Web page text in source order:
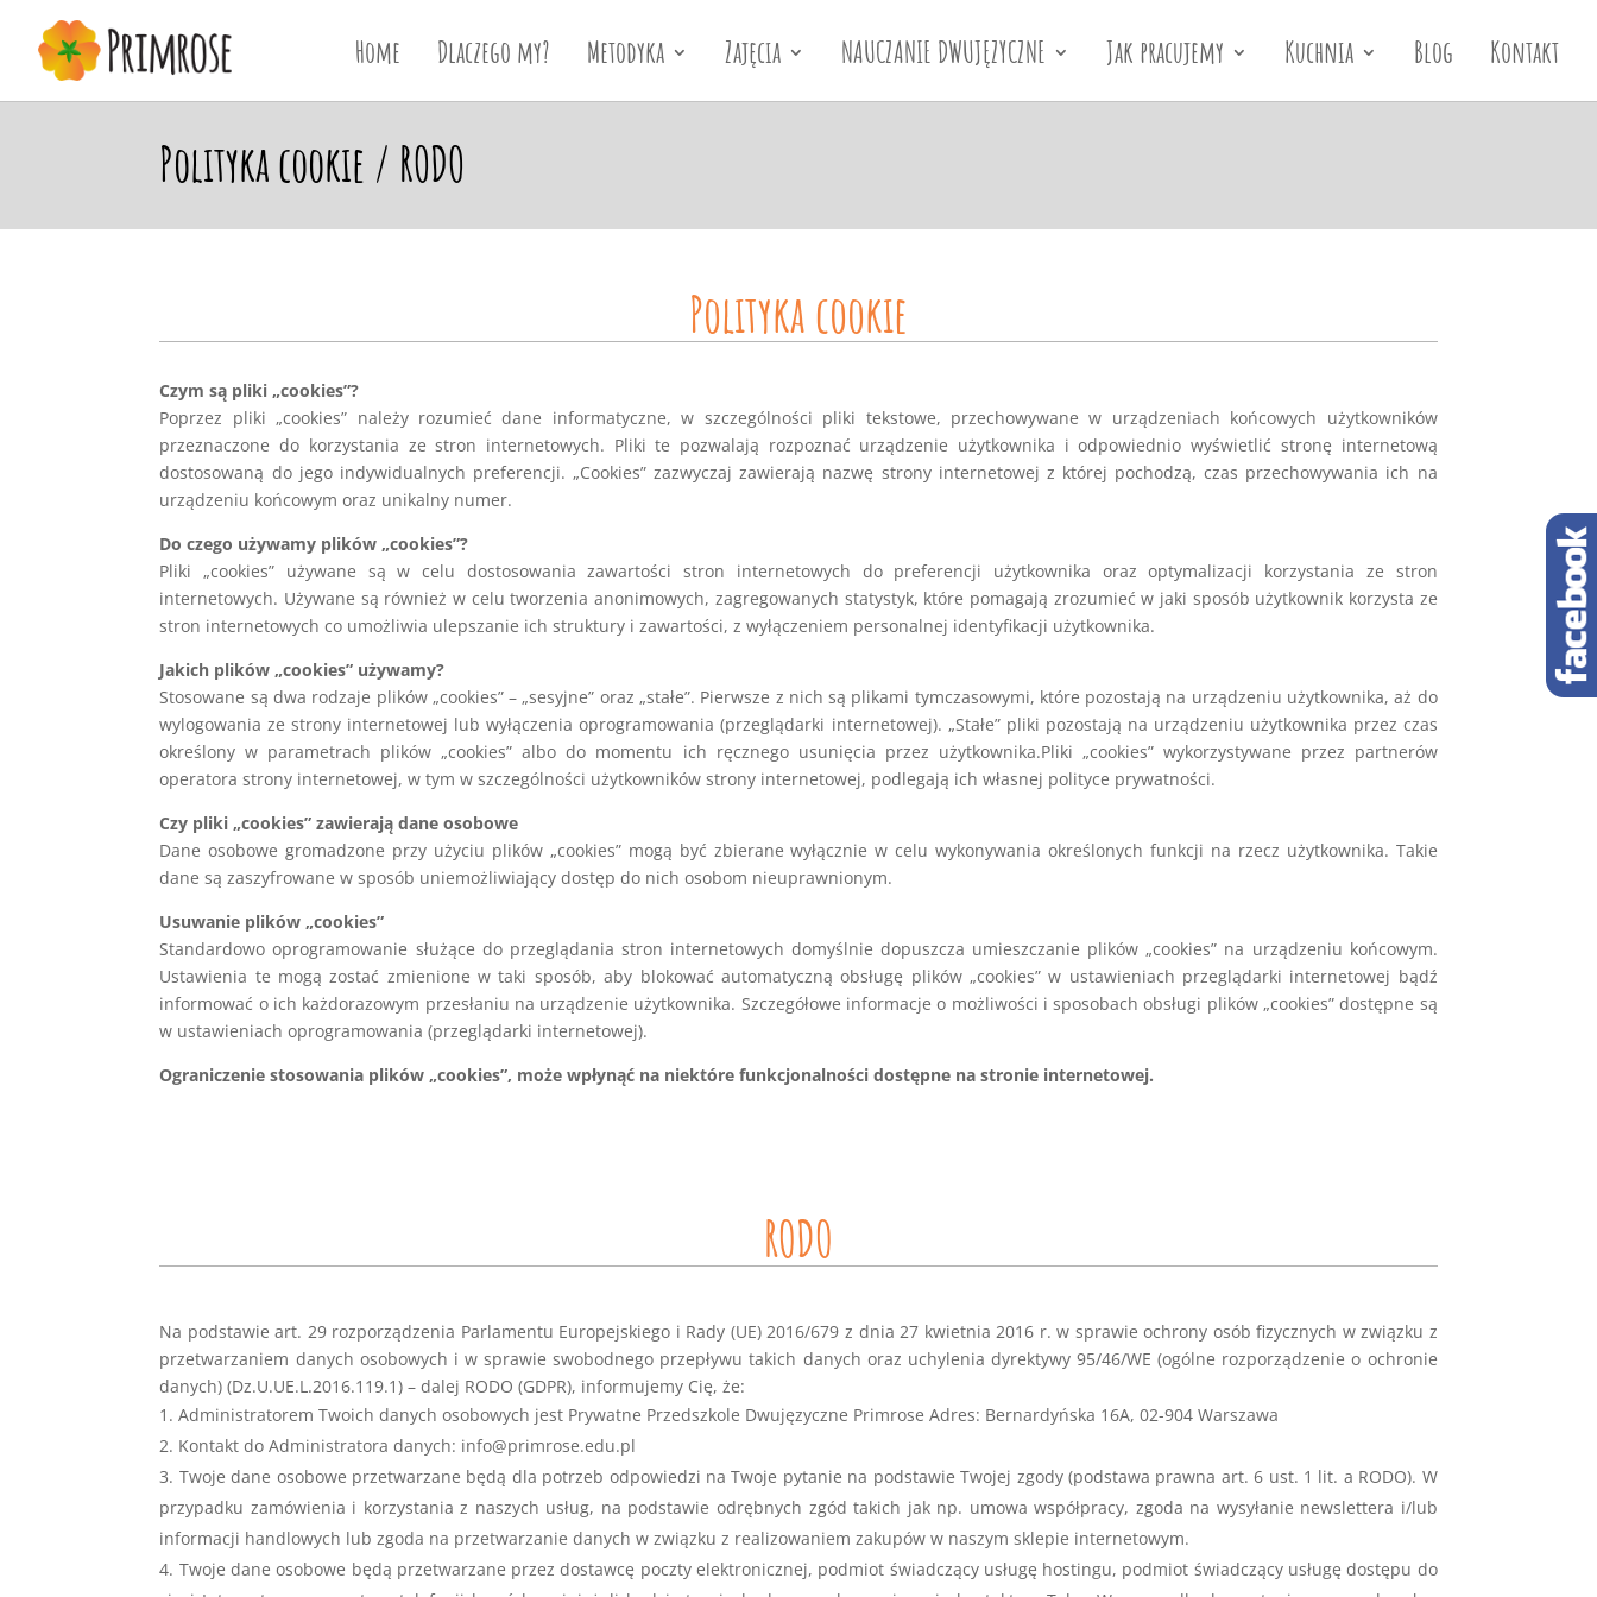
Home Dlaczego my? Metodyka Zajęcia NAUCZANIE DWUJĘZYCZNE Jak pracujemy Kuchnia Blog Kontakt
Polityka cookie / RODO
Polityka cookie
Czym są pliki „cookies”?
Poprzez pliki „cookies” należy rozumieć dane informatyczne, w szczególności pliki tekstowe, przechowywane w urządzeniach końcowych użytkowników
przeznaczone do korzystania ze stron internetowych. Pliki te pozwalają rozpoznać urządzenie użytkownika i odpowiednio wyświetlić stronę internetową
dostosowaną do jego indywidualnych preferencji. „Cookies” zazwyczaj zawierają nazwę strony internetowej z której pochodzą, czas przechowywania ich na
urządzeniu końcowym oraz unikalny numer.
Do czego używamy plików „cookies”?
Pliki „cookies” używane są w celu dostosowania zawartości stron internetowych do preferencji użytkownika oraz optymalizacji korzystania ze stron
internetowych. Używane są również w celu tworzenia anonimowych, zagregowanych statystyk, które pomagają zrozumieć w jaki sposób użytkownik korzysta ze
stron internetowych co umożliwia ulepszanie ich struktury i zawartości, z wyłączeniem personalnej identyfikacji użytkownika.
Jakich plików „cookies” używamy?
Stosowane są dwa rodzaje plików „cookies” – „sesyjne” oraz „stałe”. Pierwsze z nich są plikami tymczasowymi, które pozostają na urządzeniu użytkownika, aż do
wylogowania ze strony internetowej lub wyłączenia oprogramowania (przeglądarki internetowej). „Stałe” pliki pozostają na urządzeniu użytkownika przez czas
określony w parametrach plików „cookies” albo do momentu ich ręcznego usunięcia przez użytkownika.Pliki „cookies” wykorzystywane przez partnerów
operatora strony internetowej, w tym w szczególności użytkowników strony internetowej, podlegają ich własnej polityce prywatności.
Czy pliki „cookies” zawierają dane osobowe
Dane osobowe gromadzone przy użyciu plików „cookies” mogą być zbierane wyłącznie w celu wykonywania określonych funkcji na rzecz użytkownika. Takie
dane są zaszyfrowane w sposób uniemożliwiający dostęp do nich osobom nieuprawnionym.
Usuwanie plików „cookies”
Standardowo oprogramowanie służące do przeglądania stron internetowych domyślnie dopuszcza umieszczanie plików „cookies” na urządzeniu końcowym.
Ustawienia te mogą zostać zmienione w taki sposób, aby blokować automatyczną obsługę plików „cookies” w ustawieniach przeglądarki internetowej bądź
informować o ich każdorazowym przesłaniu na urządzenie użytkownika. Szczegółowe informacje o możliwości i sposobach obsługi plików „cookies” dostępne są
w ustawieniach oprogramowania (przeglądarki internetowej).
Ograniczenie stosowania plików „cookies”, może wpłynąć na niektóre funkcjonalności dostępne na stronie internetowej.
RODO
Na podstawie art. 29 rozporządzenia Parlamentu Europejskiego i Rady (UE) 2016/679 z dnia 27 kwietnia 2016 r. w sprawie ochrony osób fizycznych w związku z
przetwarzaniem danych osobowych i w sprawie swobodnego przepływu takich danych oraz uchylenia dyrektywy 95/46/WE (ogólne rozporządzenie o ochronie
danych) (Dz.U.UE.L.2016.119.1) – dalej RODO (GDPR), informujemy Cię, że:
Administratorem Twoich danych osobowych jest Prywatne Przedszkole Dwujęzyczne PrimroseAdres: Bernardyńska 16A, 02-904 Warszawa
Kontakt do Administratora danych: info@primrose.edu.pl
Twoje dane osobowe przetwarzane będą dla potrzeb odpowiedzi na Twoje pytanie na podstawie Twojej zgody (podstawa prawna art. 6 ust. 1 lit. a RODO). W
przypadku zamówienia i korzystania z naszych usług, na podstawie odrębnych zgód takich jak np. umowa współpracy, zgoda na wysyłanie newslettera i/lub
informacji handlowych lub zgoda na przetwarzanie danych w związku z realizowaniem zakupów w naszym sklepie internetowym.
Twoje dane osobowe będą przetwarzane przez dostawcę poczty elektronicznej, podmiot świadczący usługę hostingu, podmiot świadczący usługę dostępu do